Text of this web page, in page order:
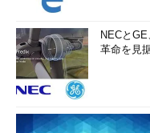
NECと
革命を見